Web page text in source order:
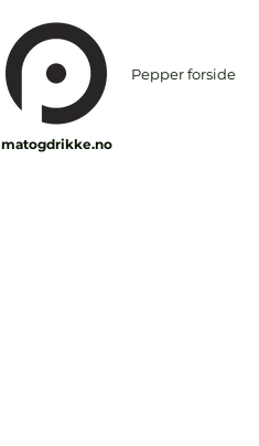
Pepper forside
matogdrikke.no